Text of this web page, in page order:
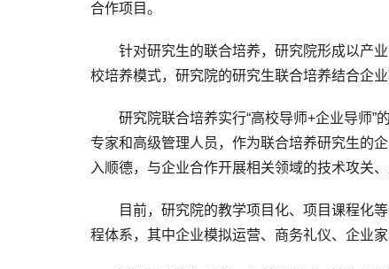
合作项目。
针对研究生的联合培养，研究院形成以产业
校培养模式，研究院的研究生联合培养结合企
研究院联合培养实行“高校导师+企业导师”的
专家和高级管理人员，作为联合培养研究生的
入顺德，与企业合作开展相关领域的技术攻关、
目前，研究院的教学项目化、项目课程化等
程体系，其中企业模拟运营、商务礼仪、企业